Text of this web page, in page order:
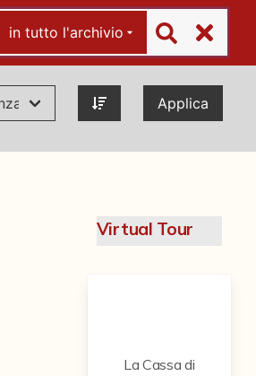
in tutto l'archivio
Applica
Virtual Tour
La Cassa di